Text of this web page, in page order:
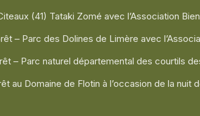
(41) Tataki Zomé avec l’Association
– Parc des Dolines de Limère avec
– Parc naturel départemental des courtils
au Domaine de Flotin à l’occasion de la nuit